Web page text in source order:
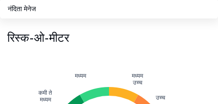
नंदिता मेनेज
रिस्क-ओ-मीटर
कमी ते
मध्यम
मध्यम
मध्यम
उच्च
उच्च